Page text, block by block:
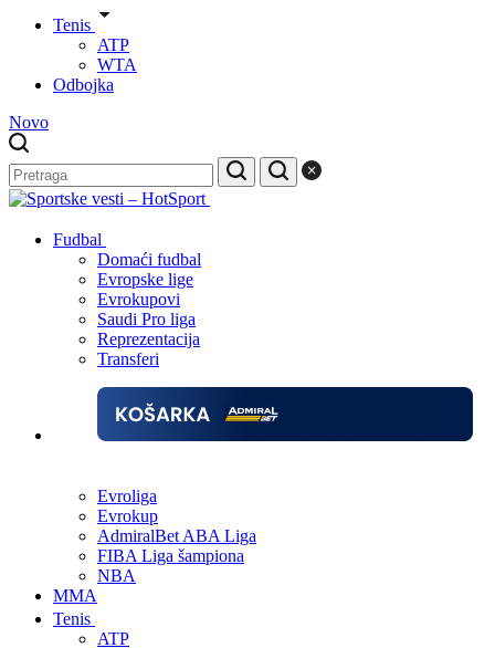
Tenis
ATP
WTA
Odbojka
Novo
Fudbal
Domaći fudbal
Evropske lige
Evrokupovi
Saudi Pro liga
Reprezentacija
Transferi
Evroliga
Evrokup
AdmiralBet ABA Liga
FIBA Liga šampiona
NBA
MMA
Tenis
ATP